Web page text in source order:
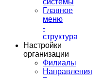
системы
Главное
меню
-
структура
Настройки
организации
Филиалы
Направления